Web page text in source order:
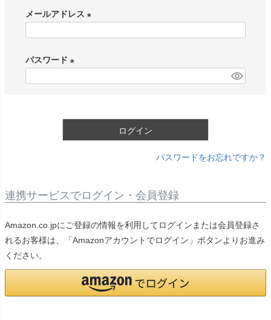
メールアドレス
パスワード
ログイン
パスワードをお忘れですか？
連携サービスでログイン・会員登録
Amazon.co.jpにご登録の情報を利用してログインまたは会員登録さ
れるお客様は、「Amazonアカウントでログイン」ボタンよりお進み
ください。